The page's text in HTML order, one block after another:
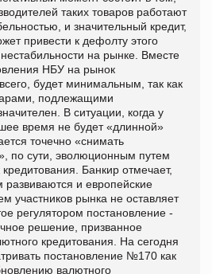
таких товаров работают
и значительный кредит,
привести к дефолту этого
на рынке. Вместе
НБУ на рынок
будет минимальным, так как
подлежащими
В ситуации, когда у
время не будет «длинной»
точечно «снимать
по сути, эволюционным путем
Банкир отмечает,
и европейские
участников рынка не оставляет
регулятором постановление -
решение, призванное
кредитования. На сегодня
постановление №170 как
валютного